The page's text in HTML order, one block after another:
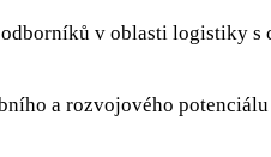
v oblasti logistiky
a rozvojového potenciálu